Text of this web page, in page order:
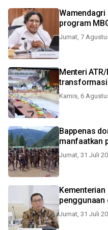
Wamendagri
program
Jumat, 7
Menteri
transformasi
Kamis, 6
Bappenas
manfaatkan
Jumat, 31 Juli
Kementerian
penggunaan
Jumat, 31 Juli